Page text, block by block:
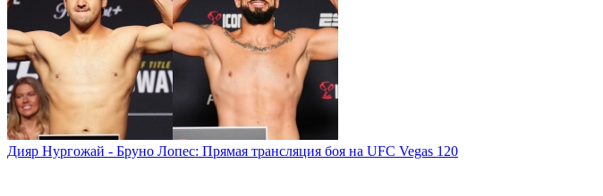
Дияр Нургожай - Бруно Лопес: Прямая трансляция боя на UFC Vegas 120